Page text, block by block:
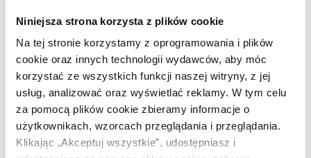
Niniejsza strona korzysta z plików cookie
Na tej stronie korzystamy z oprogramowania i plików
cookie oraz innych technologii wydawców, aby móc
korzystać ze wszystkich funkcji naszej witryny, z jej
usług, analizować oraz wyświetlać reklamy. W tym celu
za pomocą plików cookie zbieramy informacje o
użytkownikach, wzorcach przeglądania i przeglądania.
Klikając „Akceptuj wszystkie”, udostępniasz i
KUPOWANE Z